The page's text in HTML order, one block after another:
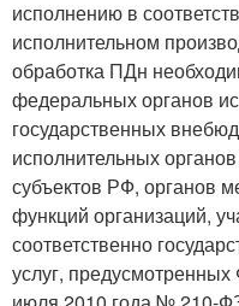
исполнению в
исполнительном
обработка ПДн
федеральных органов
государственных
исполнительных
субъектов РФ, органов
функций организаций,
соответственно
услуг,